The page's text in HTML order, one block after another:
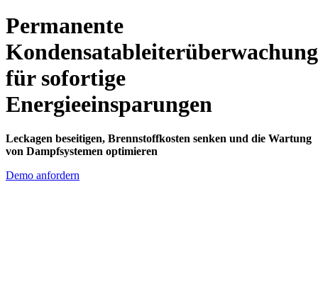
Permanente
Kondensatableiterüberwachung
für sofortige
Energieeinsparungen
Leckagen beseitigen, Brennstoffkosten senken und die Wartung
von Dampfsystemen optimieren
Demo anfordern